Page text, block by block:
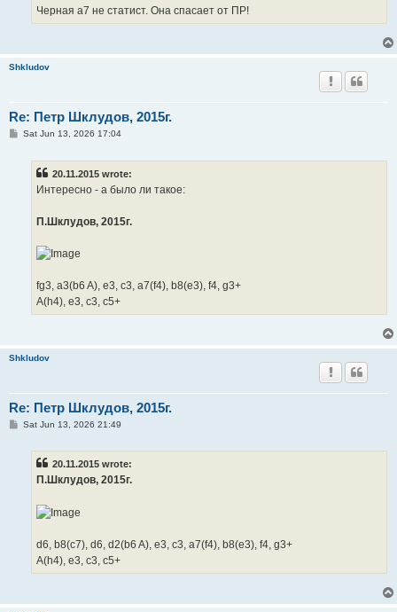
Черная а7 не статист. Она спасает от ПР!
Shkludov
Re: Петр Шклудов, 2015г.
PSat Jun 13, 2026 17:04
20.11.2015 wrote:
Интересно - а было ли такое:
П.Шклудов, 2015г.
fg3, a3(b6 A), e3, c3, a7(f4), b8(e3), f4, g3+
A(h4), e3, c3, c5+
Shkludov
Re: Петр Шклудов, 2015г.
PSat Jun 13, 2026 21:49
20.11.2015 wrote:
П.Шклудов, 2015г.
d6, b8(c7), d6, d2(b6 A), e3, c3, a7(f4), b8(e3), f4, g3+
A(h4), e3, c3, c5+